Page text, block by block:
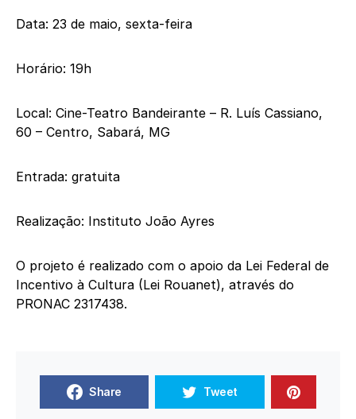
Data: 23 de maio, sexta-feira
Horário: 19h
Local: Cine-Teatro Bandeirante – R. Luís Cassiano,
60 – Centro, Sabará, MG
Entrada: gratuita
Realização: Instituto João Ayres
O projeto é realizado com o apoio da Lei Federal de
Incentivo à Cultura (Lei Rouanet), através do
PRONAC 2317438.
Share Tweet